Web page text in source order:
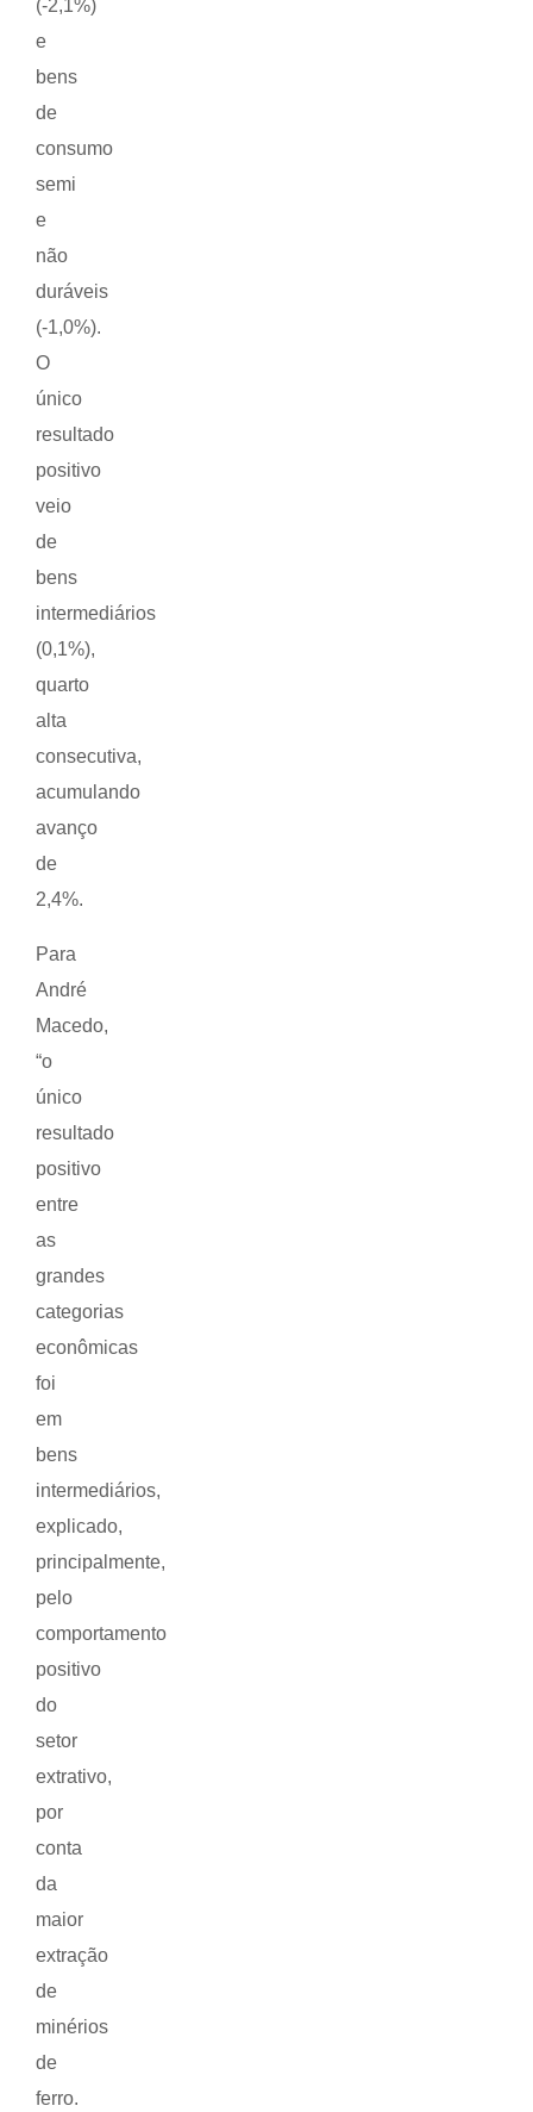
(-2,1%)
e
bens
de
consumo
semi
e
não
duráveis
(-1,0%).
O
único
resultado
positivo
veio
de
bens
intermediários
(0,1%),
quarto
alta
consecutiva,
acumulando
avanço
de
2,4%.
Para
André
Macedo,
“o
único
resultado
positivo
entre
as
grandes
categorias
econômicas
foi
em
bens
intermediários,
explicado,
principalmente,
pelo
comportamento
positivo
do
setor
extrativo,
por
conta
da
maior
extração
de
minérios
de
ferro.